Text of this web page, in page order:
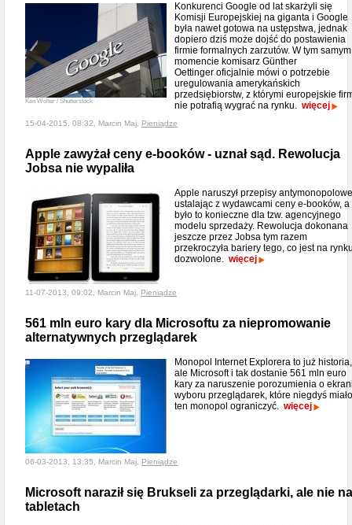
Ken Wolter / Shutterstock
Konkurenci Google od lat skarżyli się
Komisji Europejskiej na giganta i Google
była nawet gotowa na ustępstwa, jednak
dopiero dziś może dojść do postawienia
firmie formalnych zarzutów. W tym samym
momencie komisarz Günther
Oettinger oficjalnie mówi o potrzebie
uregulowania amerykańskich
przedsiębiorstw, z którymi europejskie
nie potrafią wygrać na rynku. więcej
15-04-2015, 08:32, Marcin Maj, Pieniądze
Apple zawyżał ceny e-booków - uznał sąd. Rewolucja
Jobsa nie wypaliła
Apple naruszył przepisy
ustalając z wydawcami ceny e-booków, a
było to konieczne dla tzw. agencyjnego
modelu sprzedaży. Rewolucja dokonana
jeszcze przez Jobsa tym razem
przekroczyła bariery tego, co jest na
dozwolone. więcej
11-07-2013, 09:02, Marcin Maj, Pieniądze
561 mln euro kary dla Microsoftu za niepromowanie
alternatywnych przeglądarek
Monopol Internet Explorera to już historia,
ale Microsoft i tak dostanie 561 mln euro
kary za naruszenie porozumienia o
wyboru przeglądarek, które niegdyś miało
ten monopol ograniczyć. więcej
06-03-2013, 13:35, Marcin Maj, Pieniądze
Microsoft naraził się Brukseli za przeglądarki, ale nie na
tabletach